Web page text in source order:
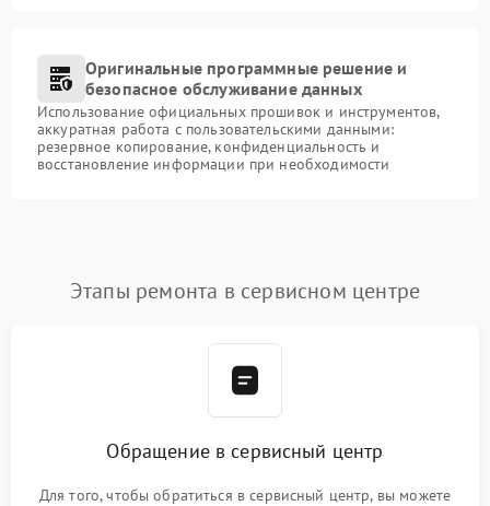
Оригинальные программные решение и
безопасное обслуживание данных
Использование официальных прошивок и инструментов,
аккуратная работа с пользовательскими данными:
резервное копирование, конфиденциальность и
восстановление информации при необходимости
Этапы ремонта в сервисном центре
Обращение в сервисный центр
Для того, чтобы обратиться в сервисный центр, вы можете